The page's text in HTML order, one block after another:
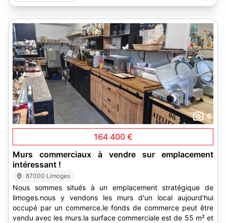
6
164 400 €
Murs commerciaux à vendre sur emplacement
intéressant !
87000 Limoges
Nous sommes situés à un emplacement stratégique de
limoges.nous y vendons les murs d'un local aujourd'hui
occupé par un commerce.le fonds de commerce peut être
vendu avec les murs.la surface commerciale est de 55 m² et